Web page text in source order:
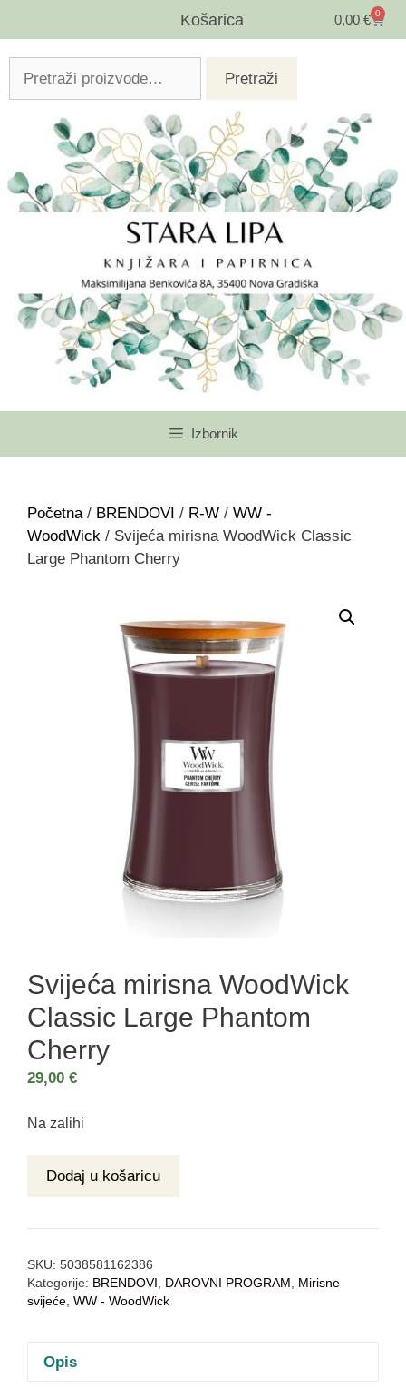
Košarica 0,00 € 0
Pretraži
Izbornik
Početna/ BRENDOVI / R-W / WW -
WoodWick / Svijeća mirisna WoodWick Classic
Large Phantom Cherry
Svijeća mirisna WoodWick
Classic Large Phantom
Cherry
29,00 €
Na zalihi
Dodaj u košaricu
SKU: 5038581162386
Kategorije: BRENDOVI , DAROVNI PROGRAM , Mirisne
svijeće, WW - WoodWick
Opis